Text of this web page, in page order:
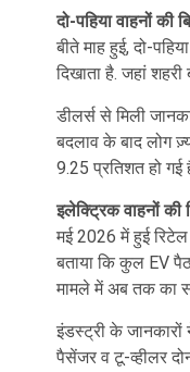
दो-पहिया वाहनों की
बीते माह हुई, दो-
दिखाता है. जहां शहरी
डीलर्स से मिली
बदलाव के बाद लोग
9.25 प्रतिशत हो गई
इलेक्ट्रिक वाहनों की
मई 2026 में हुई
बताया कि कुल EV
मामले में अब तक का
इंडस्ट्री के
पैसेंजर व टू-व्हीलर